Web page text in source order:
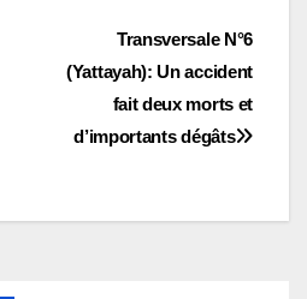
Transversale N°6
(Yattayah): Un accident
fait deux morts et
d’importants dégâts